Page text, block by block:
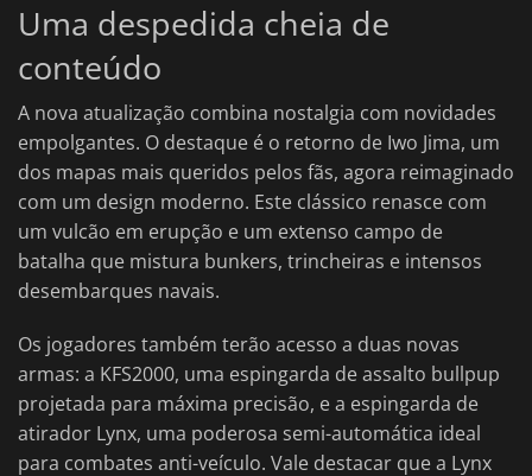
Uma despedida cheia de
conteúdo
A nova atualização combina nostalgia com novidades
empolgantes. O destaque é o retorno de Iwo Jima, um
dos mapas mais queridos pelos fãs, agora reimaginado
com um design moderno. Este clássico renasce com
um vulcão em erupção e um extenso campo de
batalha que mistura bunkers, trincheiras e intensos
desembarques navais.
Os jogadores também terão acesso a duas novas
armas: a KFS2000, uma espingarda de assalto bullpup
projetada para máxima precisão, e a espingarda de
atirador Lynx, uma poderosa semi-automática ideal
para combates anti-veículo. Vale destacar que a Lynx